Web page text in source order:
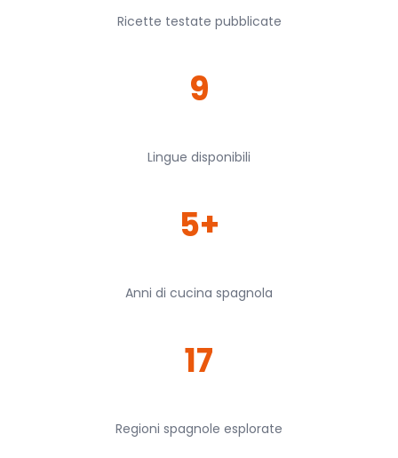
Ricette testate pubblicate
9
Lingue disponibili
5+
Anni di cucina spagnola
17
Regioni spagnole esplorate